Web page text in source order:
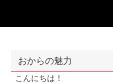
おからの魅力
こんにちは！